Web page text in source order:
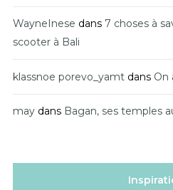
WayneInese dans 7 choses à
scooter à Bali
klassnoe porevo_yamt dans On
may dans Bagan, ses temples